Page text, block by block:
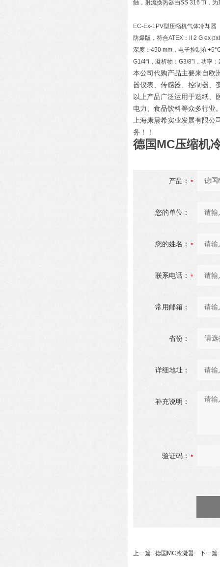
触，射流换热器由SS 316 Ti，
EC-Ex-1PV型压缩机气体冷却器
防爆版，符合ATEX：II 2 G ex
深度：450 mm，电子控制在
G1/4“i，凝析物：G3/8”i，功率
本公司代购产品主要来自欧
器仪表、传感器、控制器、
以上产品广泛运用于造纸、
电力、食品饮料等众多行业
上海康晨希实业发展有限公
务！！
德国MC压缩机
产品：
您的单位：
您的姓名：
联系电话：
常用邮箱：
省份：
详细地址：
补充说明：
验证码：
上一篇 : 德国MC冷凝器 下一